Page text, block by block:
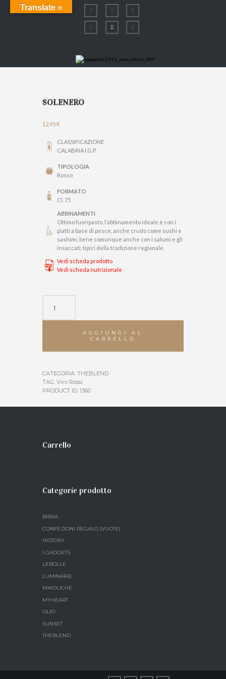
SOLENERO
12,95€
CLASSIFICAZIONE
CALABRIA I.G.P.
TIPOLOGIA
Rosso
FORMATO
Cl. 75
ABBINAMENTI
Ottimo fuoripasto, l’abbinamento ideale è con i
piatti a base di pesce, anche crudo come sushi e
sashimi, bene comunque anche con i salumi e gli
insaccati, tipici della tradizione regionale.
Vedi scheda prodotto
Vedi scheda nutrizionale
quantità
AGGIUNGI AL
CARRELLO
CATEGORIA: THEBLEND
TAG: Vini Rossi
PRODUCT ID: 1360
Carrello
Categorie prodotto
BIRRA
CONFEZIONI REGALO (VUOTE)
HISTORY
I GADGETS
LEBOLLE
LUMINARIE
MAIOLICHE
MYHEART
OLIO
SUNSET
THEBLEND
Translate »